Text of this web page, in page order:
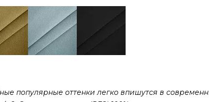
популярные оттенки легко впишутся в